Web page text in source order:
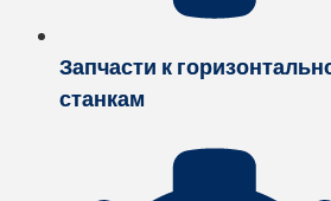
Запчасти к
станкам